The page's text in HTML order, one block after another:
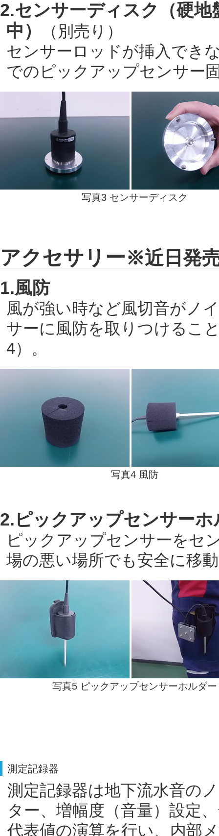
2.センサーディスク（硬
中）
（別売り）
センサーロッドが挿入でき
でのピックアップセンサー
写真3 センサーディスク
アクセサリー※近日発
1.風防
風が強い時など風切音がノ
サーに風防を取りつけるこ
4）。
写真4 風防
2.ピックアップセンサーホ
ピックアップセンサーをセ
場の悪い場所でも安全に移
写真5 ピックアップセンサーホルダー
測定記録器
測定記録器は地下流水音の
ター、増幅度（音量）設定
代表値の演算を行い、内部